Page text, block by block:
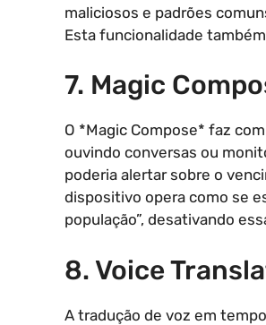
maliciosos e padrões
Esta funcionalidade
7. Magic
O *Magic Compose* faz
ouvindo conversas ou
poderia alertar sobre o
dispositivo opera como se
população”, desativando
8. Voice
A tradução de voz em